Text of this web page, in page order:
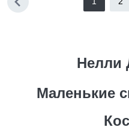
Нелли
Маленькие